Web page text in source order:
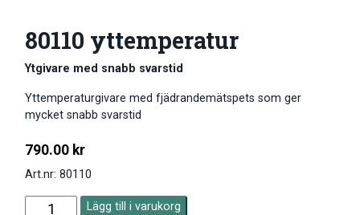
80110 yttemperatur
Ytgivare med snabb svarstid
Yttemperaturgivare med fjädrandemätspets som ger
mycket snabb svarstid
790.00 kr
Art.nr: 80110
Lägg till i varukorg